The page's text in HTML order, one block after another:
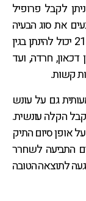
לקבל פרופיל
את סוג הבעיה
ודרגת החומרה והם אינם מפורסמים. פרופיל 21 יכול להינתן בגין
חרדה, ועד
קשות.
משמעותית גם על עונש
הקלה עונשית.
אופן סיום התיק
התביעה לשחרר
לתוצאה הטובה